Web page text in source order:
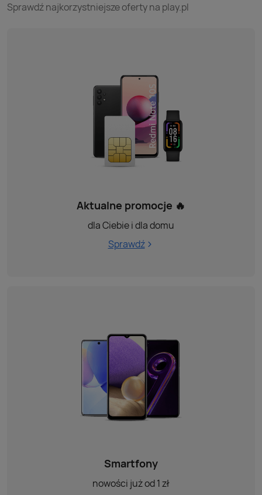
Sprawdź najkorzystniejsze oferty na play.pl
Aktualne promocje 🔥
dla Ciebie i dla domu
Sprawdź
Smartfony
nowości już od 1 zł